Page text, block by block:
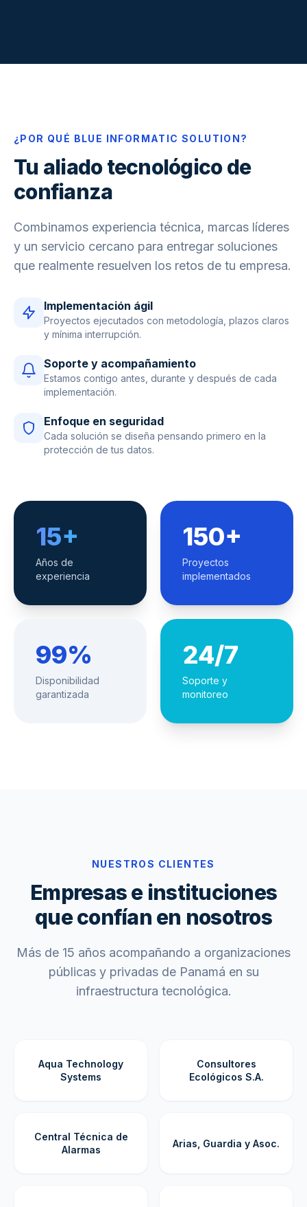
¿POR QUÉ BLUE INFORMATIC SOLUTION?
Tu aliado tecnológico de
confianza
Combinamos experiencia técnica, marcas líderes
y un servicio cercano para entregar soluciones
que realmente resuelven los retos de tu empresa.
Implementación ágil
Proyectos ejecutados con metodología, plazos claros
y mínima interrupción.
Soporte y acompañamiento
Estamos contigo antes, durante y después de cada
implementación.
Enfoque en seguridad
Cada solución se diseña pensando primero en la
protección de tus datos.
15+
Años de
experiencia
150+
Proyectos
implementados
99%
Disponibilidad
garantizada
24/7
Soporte y
monitoreo
NUESTROS CLIENTES
Empresas e instituciones
que confían en nosotros
Más de 15 años acompañando a organizaciones
públicas y privadas de Panamá en su
infraestructura tecnológica.
Aqua Technology
Systems
Consultores
Ecológicos S.A.
Central Técnica de
Alarmas
Arias, Guardia y Asoc.